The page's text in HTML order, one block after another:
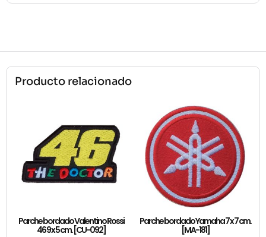
Producto relacionado
Parche bordado Valentino Rossi
46 9 x 5 cm. [CU-092]
Parche bordado Yamaha 7 x 7 cm.
[MA-181]